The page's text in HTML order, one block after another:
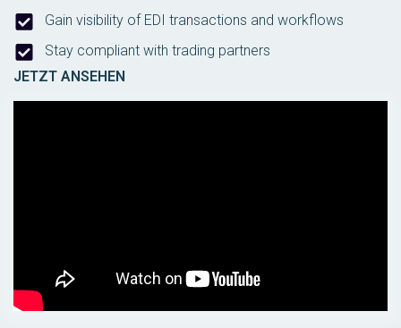
Gain visibility of EDI transactions and workflows
Stay compliant with trading partners
JETZT ANSEHEN